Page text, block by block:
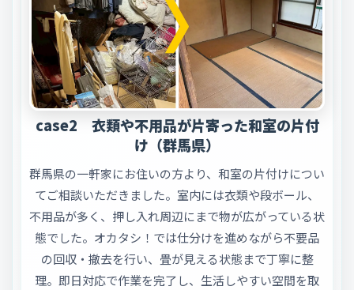
case2 衣類や不用品が片寄った和室の片付
け（群馬県）
群馬県の一軒家にお住いの方より、和室の片付けについ
てご相談いただきました。室内には衣類や段ボール、
不用品が多く、押し入れ周辺にまで物が広がっている状
態でした。オカタシ！では仕分けを進めながら不要品
の回収・撤去を行い、畳が見える状態まで丁寧に整
理。即日対応で作業を完了し、生活しやすい空間を取